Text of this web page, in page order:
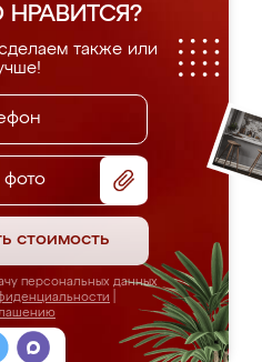
НРАВИТСЯ?
также или
фото
стоимость
персональных данных